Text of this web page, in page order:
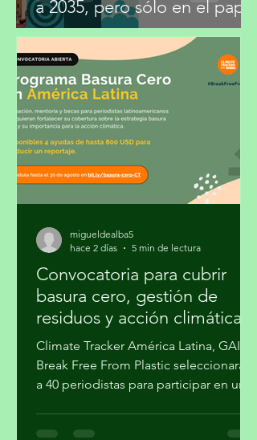
México fija metas climáticas
a 2035, pero sólo en el papel
Convocatoria para cubrir
basura cero, gestión de
residuos y acción climática
Climate Tracker América Latina, GAIA y
Break Free From Plastic seleccionarán
a 40 periodistas para participar en un
programa de formación sobre la
hace 2 días
5 min de lectura